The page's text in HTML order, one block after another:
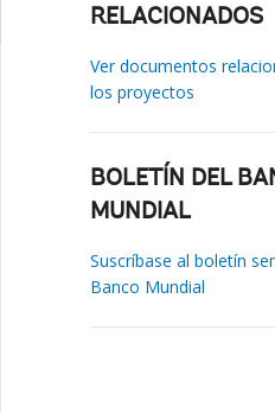
RELACIONADOS
Ver documentos
los proyectos
BOLETÍN DEL
MUNDIAL
Suscríbase al boletín
Banco Mundial